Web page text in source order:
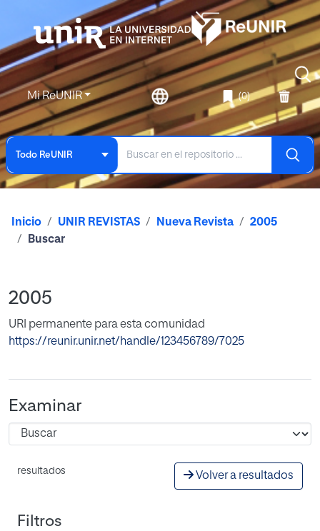
Mi ReUNIR (0)
Todo ReUNIR
Inicio UNIR REVISTAS Nueva Revista
2005
Buscar
2005
URI permanente para esta comunidad
https://reunir.unir.net/handle/123456789/7025
Examinar
resultados Volver a resultados
Filtros